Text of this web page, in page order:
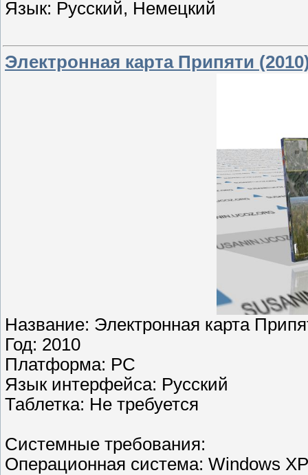
Язык: Русский, Немецкий
Электронная карта Припяти
Название: Электронная карта
Год: 2010
Платформа: PC
Язык интерфейса: Русский
Таблетка: Не требуется
Системные требования:
Операционная система: Windows